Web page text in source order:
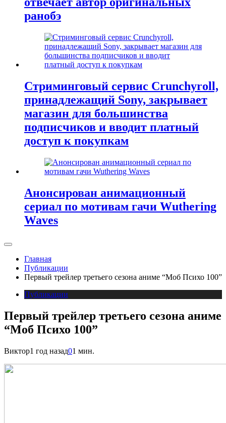
ранобэ
Стриминговый сервис Crunchyroll,
принадлежащий Sony, закрывает
магазин для большинства
подписчиков и вводит платный
доступ к покупкам
Анонсирован анимационный
сериал по мотивам гачи Wuthering
Waves
Главная
Публикации
Первый трейлер третьего сезона аниме “Моб Психо 100”
Публикации
Первый трейлер третьего сезона аниме
“Моб Психо 100”
Виктор1 год назад01 мин.